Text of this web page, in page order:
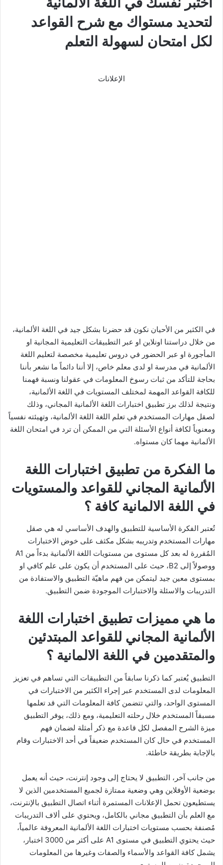
لتحديد مستواك مع شرح القواعد
لكل امتحان لسهولة التعلم
الإعلانات
في الكثير من الأحيان نكون قد حضرنا بشكل جيد في اللغة الألمانية،
من خلال دراستنا اونلاين او عبر التطبيقات التعليمية المجانية او
المأجورة او عبر الحضور في دروس تعليمية مخصصة لتعليم اللغة
الألمانية في مدرسة او لدى معلم خاص، إلا أننا دائماً ما نشعر بأننا
بحاجة للتأكد من ثبات رسوخ المعلومات في عقولنا ونسبة فهمنا
للكافة القواعد المهمة لمختلف المستويات في اللغة الألمانية،
ونتيجة لذلك برز تطبيق اختبارات اللغة الألمانية المجاني، وذلك
لصقل مهارات المستخدم في تعلم اللغة اللغة الألمانية، وتهيئته نفسياً
ومعنوياً لكافة أنواع الأسئلة التي من الممكن أن ترد في امتحان اللغة
الألمانية مهما كان مستواه.
ما الفكرة من تطبيق اختبارات اللغة
الألمانية المجاني للقواعد والمستويات
في اللغة الالمانية كافة ؟
تُعتبر الفكرة الأساسية للتطبيق والهدف الأساسي له هي صقل
مهارات المستخدم وتدريبه بشكل مكثف على خوض الاختبارات
المُقررة له بعد كل مستوى من مستويات اللغة الألمانية بدءاً من A1
ووصولاً إلى B2، حيث على المستخدم أن يكون على علم كافي او
بمستوى معين جيد ليتمكن من فهم ماهيّة التطبيق والاستفادة من
التدريبات والاسئلة والاختبارات الموجودة ضمن التطبيق.
ما هي مميزات تطبيق اختبارات اللغة
الألمانية المجاني للقواعد المبتدئين
والمتقدمين في اللغة الالمانية ؟
التطبيق يُعتبر كما ذكرنا سابقاً من التطبيقات التي تساهم في تعزيز
المعلومات لدى المستخدم عبر إجراء الكثير من الاختبارات في
المستوى الواحد، والتي تتضمن كافة المعلومات التي قد تعلمها
مسبقاً المستخدم خلال رحلته التعليمية، ومع ذلك، يوفر التطبيق
ميزة الشرح المفصل لكل قاعدة مع ذكر أمثلة لضمان فهم
المستخدم في حال كان المستخدم ضعيفاً في أحد الاختبارات وقام
بالإجابة بطريقة خاطئة.
من جانب آخر، التطبيق لا يحتاج إلى وجود إنترنت، حيث أنه يعمل
بوضعية الأوفلاين وهي وضعية ممتازة لجميع المستخدمين الذين لا
يستطيعون تحمل الإعلانات المستمرة أثناء اتصال التطبيق بالإنترنت،
مع العلم بأن التطبيق مجاني بالكامل، ويحتوي على ألاف التدريبات
مُصنفة بحسب مستويات اختبارات اللغة الألمانية المعروفة عالمياً،
حيث يحتوي التطبيق في مستوى A1 على أكثر من 3000 اختبار،
يشمل كافة القواعد والأسماء والصفات وغيرها من المعلومات